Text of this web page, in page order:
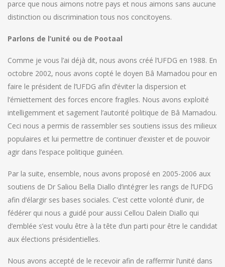
parce que nous aimons notre pays et nous aimons sans aucune
distinction ou discrimination tous nos concitoyens.
Parlons de l’unité ou de Pootaal
Comme je vous l’ai déjà dit, nous avons créé l’UFDG en 1988. En
octobre 2002, nous avons copté le doyen Bâ Mamadou pour en
faire le président de l’UFDG afin d’éviter la dispersion et
l’émiettement des forces encore fragiles. Nous avons exploité
intelligemment et sagement l’autorité politique de Bâ Mamadou.
Ceci nous a permis de rassembler ses soutiens issus des milieux
populaires et lui permettre de continuer d’exister et de pouvoir
agir dans l’espace politique guinéen.
Par la suite, ensemble, nous avons proposé en 2005-2006 aux
soutiens de Dr Saliou Bella Diallo d’intégrer les rangs de l’UFDG
afin d’élargir ses bases sociales. C’est cette volonté d’unir, de
fédérer qui nous a guidé pour aussi Cellou Dalein Diallo qui
d’emblée s’est voulu être à la tête d’un parti pour être le candidat
aux élections présidentielles.
Nous avons accepté de le recevoir afin de raffermir l’unité dans